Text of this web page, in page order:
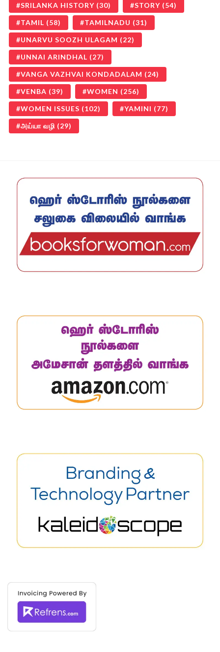
SRILANKA HISTORY (30) STORY (54)
TAMIL (58) TAMILNADU (31)
UNARVU SOOZH ULAGAM (22)
UNNAI ARINDHAL (27)
VANGA VAZHVAI KONDADALAM (24)
VENBA (39) WOMEN (256)
WOMEN ISSUES (102) YAMINI (77)
அய்யா வழி (29)